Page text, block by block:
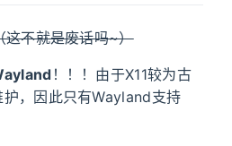
这不就是废话吗~）
！！！由于X11较为古
，因此只有Wayland支持